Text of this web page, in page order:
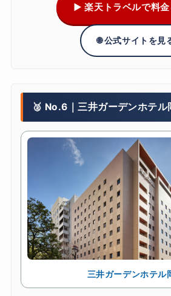
▶ 楽天トラベルで料金
🌐 公式サイトを見
🥈 No.6｜三井ガーデンホテル
三井ガーデンホテル